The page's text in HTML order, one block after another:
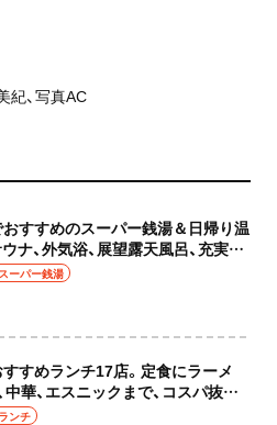
、写真AC
すすめのスーパー銭湯＆日帰り温
ナ、外気浴、展望露天風呂、充実の
ーパー銭湯
すめランチ17店。定食にラーメ
中華、エスニックまで、コスパ抜群
れな店も網羅してご紹介！
ンチ